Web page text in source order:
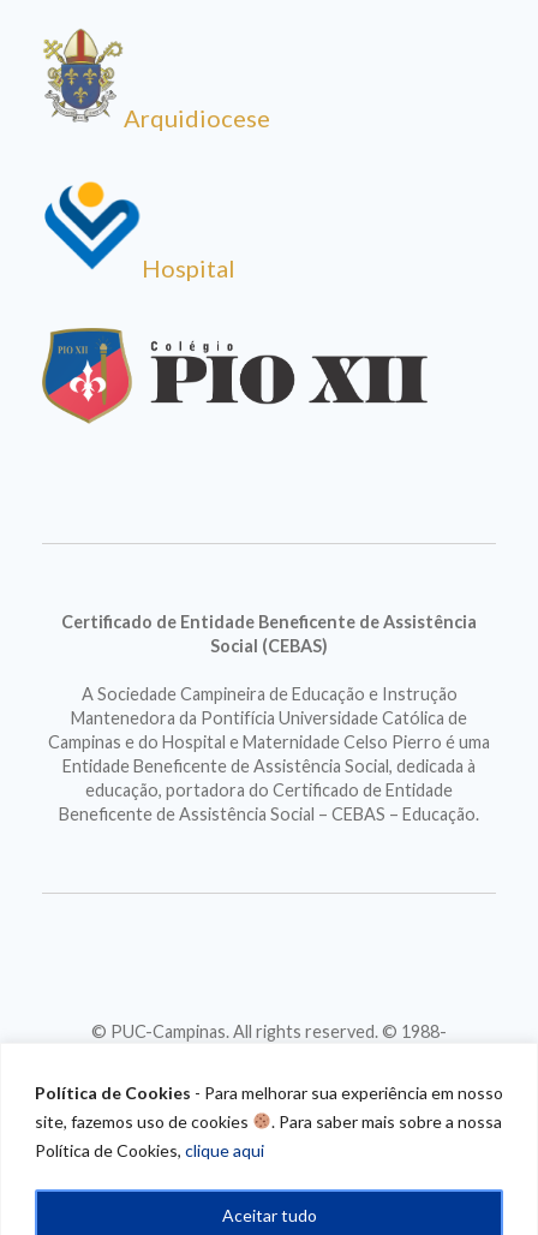
Política de Cookies - Para melhorar sua experiência em nosso
site, fazemos uso de cookies
. Para saber mais sobre a nossa
Política de Cookies, clique aqui
Aceitar tudo
Arquidiocese
Hospital
Certificado de Entidade Beneficente de Assistência
Social (CEBAS)
A Sociedade Campineira de Educação e Instrução
Mantenedora da Pontifícia Universidade Católica de
Campinas e do Hospital e Maternidade Celso Pierro é uma
Entidade Beneficente de Assistência Social, dedicada à
educação, portadora do Certificado de Entidade
Beneficente de Assistência Social – CEBAS – Educação.
© PUC-Campinas. All rights reserved. © 1988-